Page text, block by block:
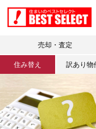
売却・査定
住み替え 訳あり物